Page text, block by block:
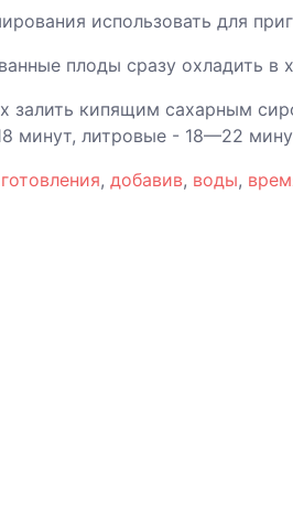
использовать для
плоды сразу охладить в
залить кипящим сахарным
минут, литровые - 18—22
, добавив, воды,